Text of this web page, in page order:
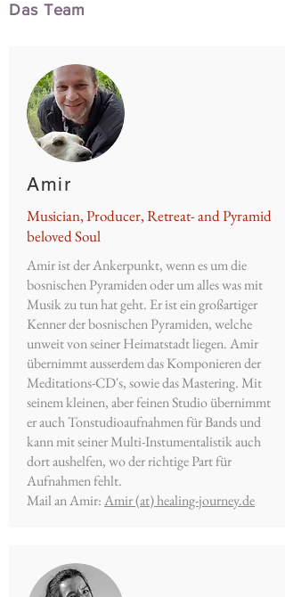
Das Team
Amir
Musician, Producer, Retreat- and Pyramid
beloved Soul
Amir ist der Ankerpunkt, wenn es um die
bosnischen Pyramiden oder um alles was mit
Musik zu tun hat geht. Er ist ein großartiger
Kenner der bosnischen Pyramiden, welche
unweit von seiner Heimatstadt liegen. Amir
übernimmt ausserdem das Komponieren der
Meditations-CD's, sowie das Mastering. Mit
seinem kleinen, aber feinen Studio übernimmt
er auch Tonstudioaufnahmen für Bands und
kann mit seiner Multi-Instumentalistik auch
dort aushelfen, wo der richtige Part für
Aufnahmen fehlt.
Mail an Amir:Amir (at) healing-journey.de